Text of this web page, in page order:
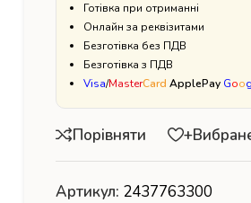
Готівка при отриманні
Онлайн за реквізитами
Безготівка без ПДВ
Безготівка з ПДВ
Visa/MasterCard ApplePay Goog
Порівняти
Артикул: 2437763300